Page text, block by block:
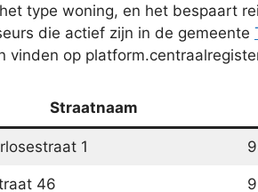
type woning, en het bespaart
die actief zijn in de gemeente
op
Straatnaam
1
46